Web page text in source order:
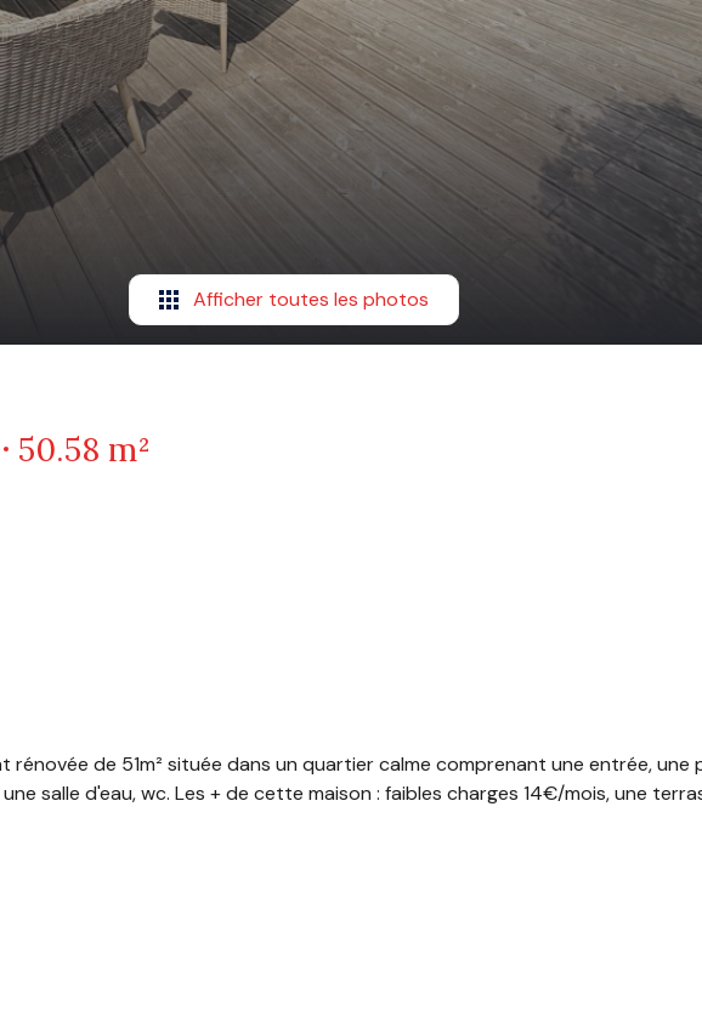
Afficher toutes les photos
50.58 m²
de 51m² située dans un quartier calme comprenant une entrée, une
salle d'eau, wc. Les + de cette maison : faibles charges 14€/mois, une